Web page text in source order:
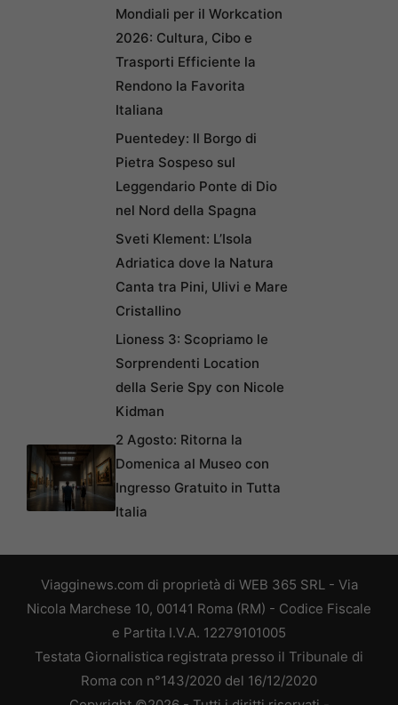
Mondiali per il Workcation
2026: Cultura, Cibo e
Trasporti Efficiente la
Rendono la Favorita
Italiana
Puentedey: Il Borgo di
Pietra Sospeso sul
Leggendario Ponte di Dio
nel Nord della Spagna
Sveti Klement: L’Isola
Adriatica dove la Natura
Canta tra Pini, Ulivi e Mare
Cristallino
Lioness 3: Scopriamo le
Sorprendenti Location
della Serie Spy con Nicole
Kidman
2 Agosto: Ritorna la
Domenica al Museo con
Ingresso Gratuito in Tutta
Italia
Viagginews.com di proprietà di WEB 365 SRL - Via
Nicola Marchese 10, 00141 Roma (RM) - Codice Fiscale
e Partita I.V.A. 12279101005
Testata Giornalistica registrata presso il Tribunale di
Roma con n°143/2020 del 16/12/2020